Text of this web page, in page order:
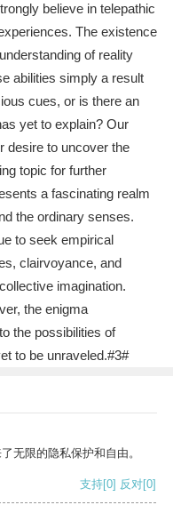
believe in telepathic
The existence
of reality
abilities simply a result
cues, or is there an
yet to explain? Our
desire to uncover the
topic for further
a fascinating realm
the ordinary senses.
to seek empirical
clairvoyance, and
imagination.
the enigma
the possibilities of
to be unraveled.#3#
无限的隐私保护和自由。
支持[0] 反对[0]